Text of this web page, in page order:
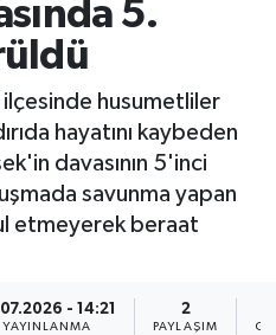
5.
husumetliler
hayatını kaybeden
davasının 5'inci
savunma yapan
etmeyerek beraat
- 14:21
YAYINLANMA
2
PAYLAŞIM